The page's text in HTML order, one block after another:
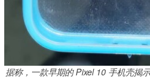
据称，一款早期的 Pixel 10 手机壳揭